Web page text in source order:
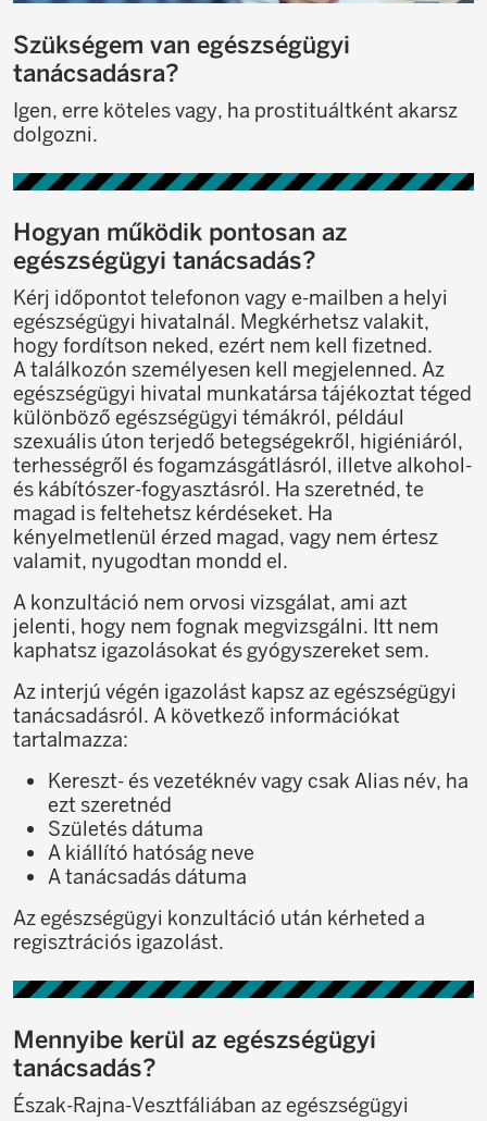
Szükségem van egészségügyi
tanácsadásra?
Igen, erre köteles vagy, ha prostituáltként akarsz
dolgozni.
Hogyan működik pontosan az
egészségügyi tanácsadás?
Kérj időpontot telefonon vagy e-mailben a helyi
egészségügyi hivatalnál. Megkérhetsz valakit,
hogy fordítson neked, ezért nem kell fizetned.
A találkozón személyesen kell megjelenned. Az
egészségügyi hivatal munkatársa tájékoztat téged
különböző egészségügyi témákról, például
szexuális úton terjedő betegségekről, higiéniáról,
terhességről és fogamzásgátlásról, illetve alkohol-
és kábítószer-fogyasztásról. Ha szeretnéd, te
magad is feltehetsz kérdéseket. Ha
kényelmetlenül érzed magad, vagy nem értesz
valamit, nyugodtan mondd el.
A konzultáció nem orvosi vizsgálat, ami azt
jelenti, hogy nem fognak megvizsgálni. Itt nem
kaphatsz igazolásokat és gyógyszereket sem.
Az interjú végén igazolást kapsz az egészségügyi
tanácsadásról. A következő információkat
tartalmazza:
Kereszt- és vezetéknév vagy csak Alias név, ha
ezt szeretnéd
Születés dátuma
A kiállító hatóság neve
A tanácsadás dátuma
Az egészségügyi konzultáció után kérheted a
regisztrációs igazolást.
Mennyibe kerül az egészségügyi
tanácsadás?
Észak-Rajna-Vesztfáliában az egészségügyi